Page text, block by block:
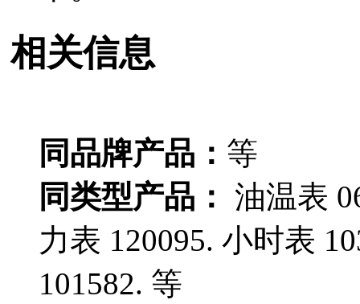
相关信息
同品牌产品： 等
同类型产品： 油温表
力表 120095. 小时表
101582. 等